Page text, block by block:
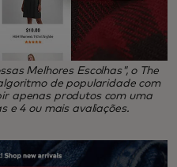
Melhores Escolhas", o The
de popularidade com
apenas produtos com uma
e 4 ou mais avaliações.